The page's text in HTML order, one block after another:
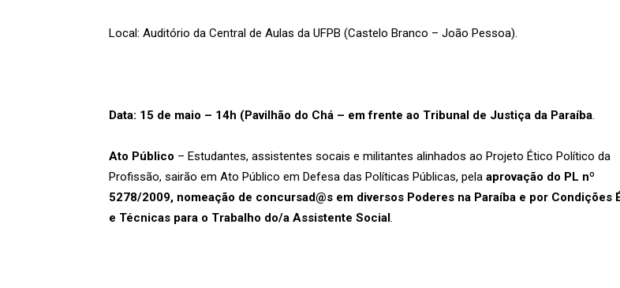
Local: Auditório da Central de Aulas da UFPB (Castelo Branco – João Pessoa).
Data: 15 de maio – 14h (Pavilhão do Chá – em frente ao Tribunal de Justiça da Paraíba.
Ato Público – Estudantes, assistentes socais e militantes alinhados ao Projeto Ético Político da
Profissão, sairão em Ato Público em Defesa das Políticas Públicas, pela aprovação do PL nº
5278/2009, nomeação de concursad@s em diversos Poderes na Paraíba e por Condições
e Técnicas para o Trabalho do/a Assistente Social.